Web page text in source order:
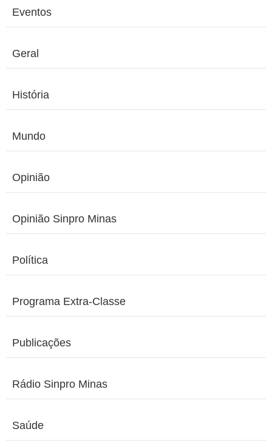
Eventos
Geral
História
Mundo
Opinião
Opinião Sinpro Minas
Política
Programa Extra-Classe
Publicações
Rádio Sinpro Minas
Saúde